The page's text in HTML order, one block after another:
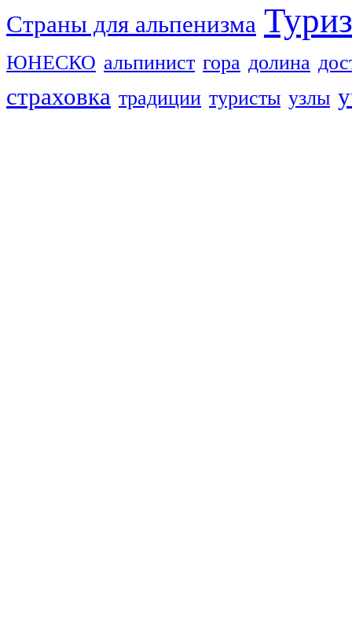
Страны для альпенизма
ЮНЕСКО альпинист гора долина
страховка традиции туристы узлы